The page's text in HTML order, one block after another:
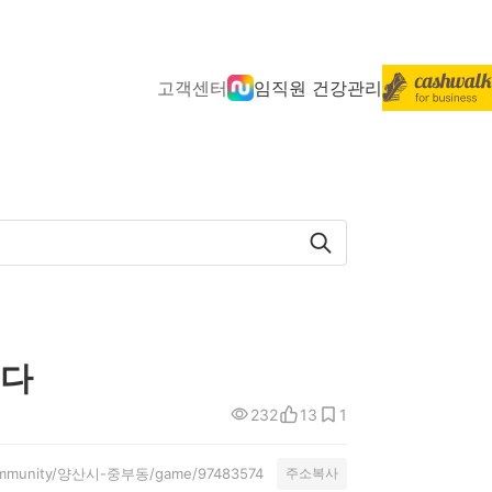
고객센터 임직원 건강관리
232 13 1
양산시-중부동/game/97483574 주소복사